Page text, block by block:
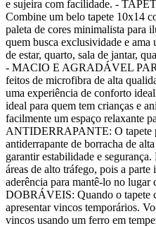
e sujeira com facilidade. -
Combine um belo tapete 10x14
paleta de cores minimalista para
quem busca exclusividade e ama
de estar, quarto, sala de jantar,
- MACIO E AGRADÁVEL
feitos de microfibra de alta
uma experiência de conforto
ideal para quem tem crianças e
facilmente um espaço relaxante
ANTIDERRAPANTE: O tapete
antiderrapante de borracha de
garantir estabilidade e
áreas de alto tráfego, pois a
aderência para mantê-lo no
DOBRÁVEIS: Quando o tapete
apresentar vincos temporários.
vincos usando um ferro em